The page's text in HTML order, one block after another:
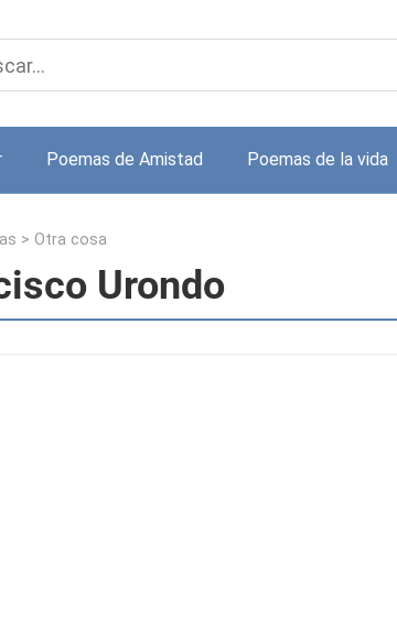
Poemas de Amistad Poemas de la vida
> Otra cosa
Urondo